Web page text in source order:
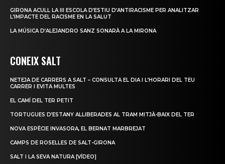
GIRONA ACULL LA III ESCOLA D’ESTIU D’ANTIRACISME PER ANALITZAR
L’IMPACTE DEL RACISME EN LA SALUT
LA MÚSICA D’ALEJANDRO SANZ SONARÀ A LA MIRONA
CONEIX SALT
NETEJA DE CARRERS A SALT – CONSULTA EL DIA I L’HORARI DEL TEU
CARRER I EVITA MULTES
EL CAMÍ DEL TER PETIT
TORTUGUES D’ESTANY ALLIBERADES AL TRAM MITJÀ-BAIX DEL TER
NOVA ESPÈCIE INVASORA, EL BERNAT MARBREJAT
CAMPS DE ROSELLES DE SALT-GIRONA
SALT I LA SEVA NATURA [VÍDEO]